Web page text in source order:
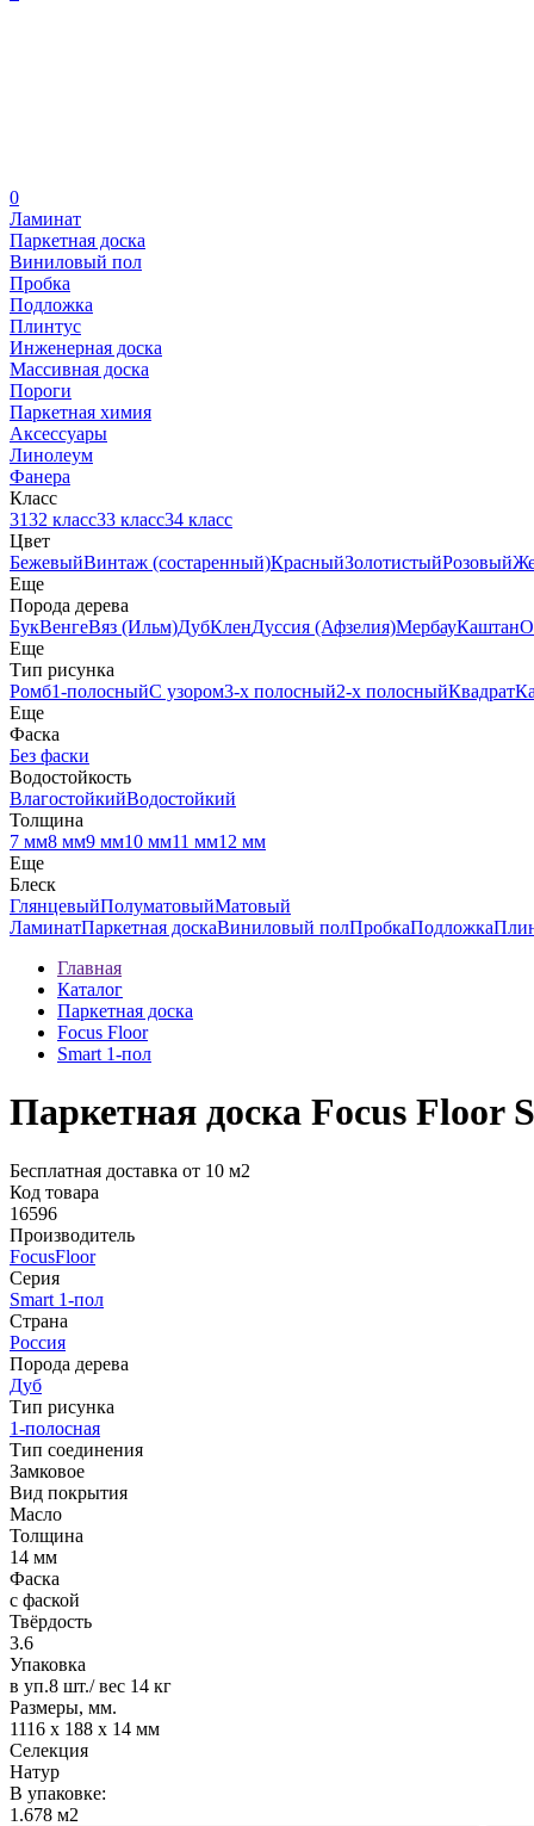
0
Ламинат
Паркетная доска
Виниловый пол
Пробка
Подложка
Плинтус
Инженерная доска
Массивная доска
Пороги
Паркетная химия
Аксессуары
Линолеум
Фанера
Класс
3132 класс33 класс34 класс
Цвет
БежевыйВинтаж (состаренный)КрасныйЗолотистыйРозовый
Еще
Порода дерева
БукВенгеВяз (Ильм)ДубКленДуссия (Афзелия)МербауКаштан
Еще
Тип рисунка
Ромб1-полосныйС узором3-х полосный2-х полосныйКвадрат
Еще
Фаска
Без фаски
Водостойкость
ВлагостойкийВодостойкий
Толщина
7 мм8 мм9 мм10 мм11 мм12 мм
Еще
Блеск
ГлянцевыйПолуматовыйМатовый
ЛаминатПаркетная доскаВиниловый полПробкаПодложка
Главная
Каталог
Паркетная доска
Focus Floor
Smart 1-пол
Паркетная доска Focus Floor
Бесплатная доставка от 10 м2
Код товара
16596
Производитель
FocusFloor
Серия
Smart 1-пол
Страна
Россия
Порода дерева
Дуб
Тип рисунка
1-полосная
Тип соединения
Замковое
Вид покрытия
Масло
Толщина
14 мм
Фаска
с фаской
Твёрдость
3.6
Упаковка
в уп.8 шт./ вес 14 кг
Размеры, мм.
1116 х 188 х 14 мм
Селекция
Натур
В упаковке:
1.678 м2